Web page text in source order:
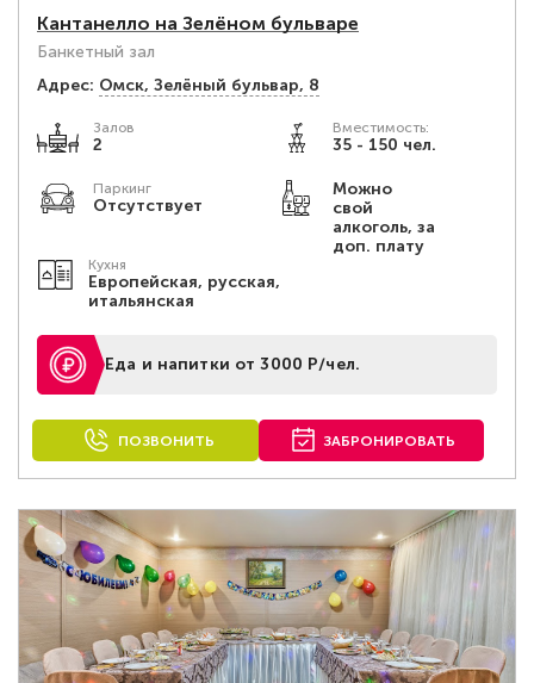
Кантанелло на Зелёном бульваре
Банкетный зал
Адрес: Омск, Зелёный бульвар, 8
Залов
2
Вместимость:
35 - 150 чел.
Паркинг
Отсутствует
Можно
свой
алкоголь, за
доп. плату
Кухня
Европейская, русская,
итальянская
Еда и напитки от 3000 Р/чел.
ПОЗВОНИТЬ ЗАБРОНИРОВАТЬ